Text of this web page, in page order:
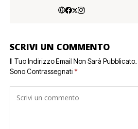
SCRIVI UN COMMENTO
Il Tuo Indirizzo Email Non Sarà Pubblicato.
Sono Contrassegnati *